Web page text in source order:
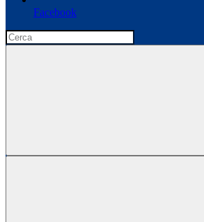
Facebook